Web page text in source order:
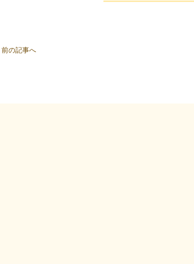
前の記事へ